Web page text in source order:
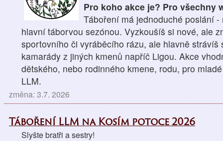
Pro koho akce je? Pro všechny
Táboření má jednoduché poslání
hlavní táborvou sezónou. Vyzkoušíš si nové, ale
sportovního či vyráběcího rázu, ale hlavně strávíš
kamarády z jiných kmenů napříč Ligou. Akce
dětského, nebo rodinného kmene, rodu, pro
LLM.
změna: 3.7. 2026
Táboření LLM na Kosím potoce 2026
Slyšte bratři a sestry!